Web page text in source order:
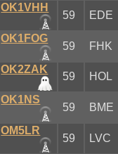
OK1VHH
59 EDE
OK1FOG
59 FHK
OK2ZAK
59 HOL
OK1NS
59 BME
OM5LR
59 LVC